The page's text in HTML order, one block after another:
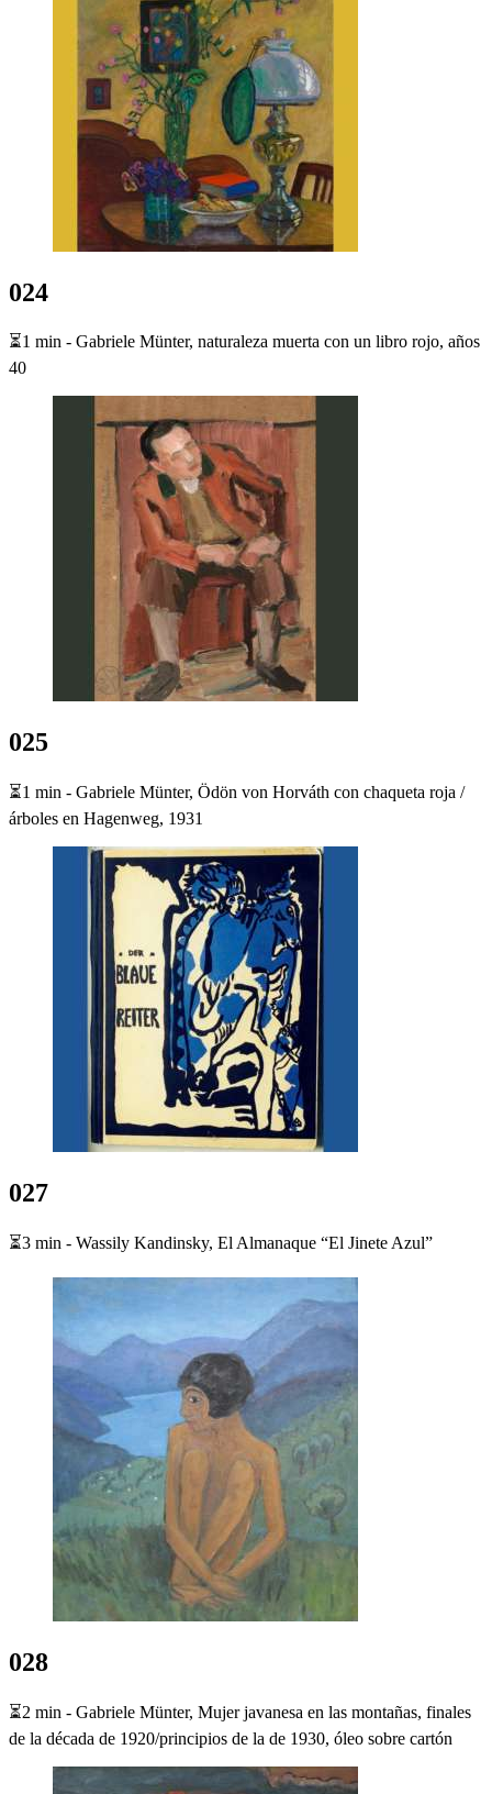
024
⏳1 min - Gabriele Münter, naturaleza muerta con un libro rojo, años
40
025
⏳1 min - Gabriele Münter, Ödön von Horváth con chaqueta roja /
árboles en Hagenweg, 1931
027
⏳3 min - Wassily Kandinsky, El Almanaque “El Jinete Azul”
028
⏳2 min - Gabriele Münter, Mujer javanesa en las montañas, finales
de la década de 1920/principios de la de 1930, óleo sobre cartón